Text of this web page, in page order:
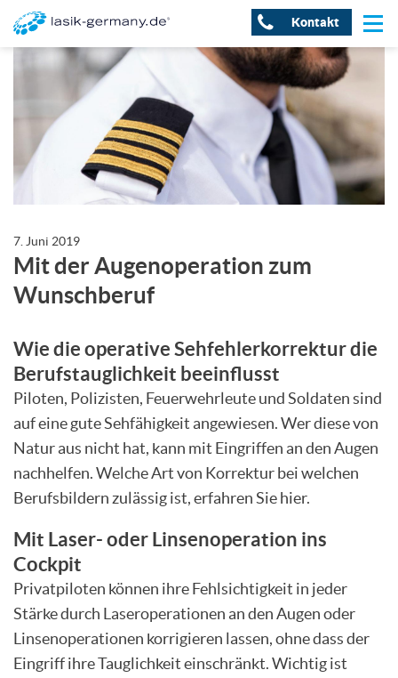
Kontakt
7. Juni 2019
Mit der Augenoperation zum
Wunschberuf
Wie die operative Sehfehlerkorrektur die
Berufstauglichkeit beeinflusst
Piloten, Polizisten, Feuerwehrleute und Soldaten sind
auf eine gute Sehfähigkeit angewiesen. Wer diese von
Natur aus nicht hat, kann mit Eingriffen an den Augen
nachhelfen. Welche Art von Korrektur bei welchen
Berufsbildern zulässig ist, erfahren Sie hier.
Mit Laser- oder Linsenoperation ins
Cockpit
Privatpiloten können ihre Fehlsichtigkeit in jeder
Stärke durch Laseroperationen an den Augen oder
Linsenoperationen korrigieren lassen, ohne dass der
Eingriff ihre Tauglichkeit einschränkt. Wichtig ist